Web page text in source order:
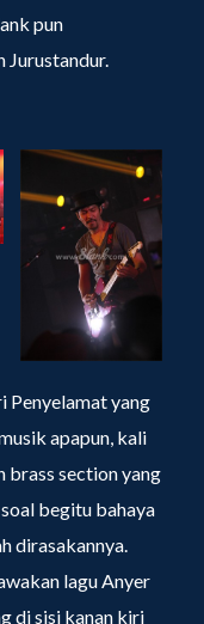
pun
Jurustandur.
Penyelamat yang
apapun, kali
brass section yang
begitu bahaya
dirasakannya.
lagu Anyer
di sisi kanan kiri